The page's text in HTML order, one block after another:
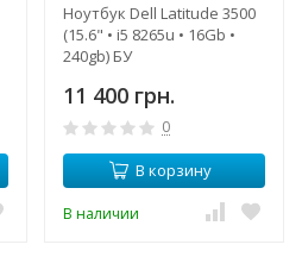
Ноутбук Dell Latitude 3500
(15.6" • i5 8265u • 16Gb •
240gb) БУ
11 400 грн.
0
В корзину
В наличии